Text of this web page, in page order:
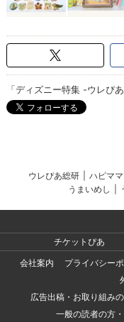
「ディズニー特集 -ウレぴ
ウレぴあ総研 ハピマ
うまいめし
チケットぴあ
会社案内
プライバシー
広告出稿・お取り組み
一般の読者の方